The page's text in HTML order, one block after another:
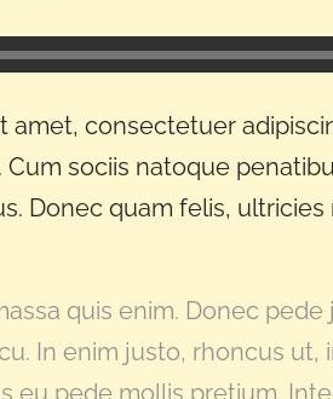
amet, consectetuer
Cum sociis natoque
Donec quam felis,
quis enim. Donec
In enim justo, rhoncus ut,
eu pede mollis pretium.